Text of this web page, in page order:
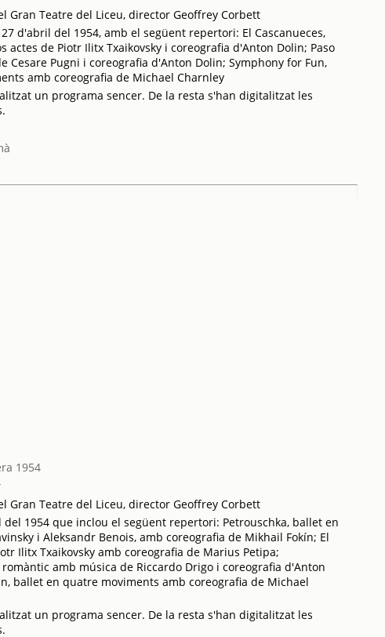
Gran Teatre del Liceu, director Geoffrey Corbett
d'abril del 1954, amb el següent repertori: El Cascanueces,
actes de Piotr Ilitx Txaikovsky i coreografia d'Anton Dolin; Paso
Cesare Pugni i coreografia d'Anton Dolin; Symphony for Fun,
amb coreografia de Michael Charnley
un programa sencer. De la resta s'han digitalitzat les
1954
Gran Teatre del Liceu, director Geoffrey Corbett
1954 que inclou el següent repertori: Petrouschka, ballet en
i Aleksandr Benois, amb coreografia de Mikhail Fokín; El
Ilitx Txaikovsky amb coreografia de Marius Petipa;
amb música de Riccardo Drigo i coreografia d'Anton
ballet en quatre moviments amb coreografia de Michael
un programa sencer. De la resta s'han digitalitzat les